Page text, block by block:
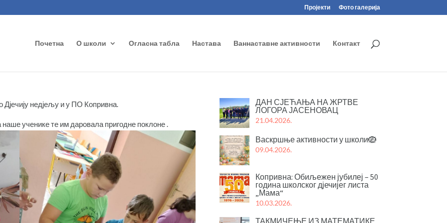
Пројекти Фото галерија
Почетна О школи Огласна табла Настава Ваннаставне активности Контакт
недјељу и у ПО Копривна.
ученике те им даровала пригодне поклоне .
ДАН СЈЕЋАЊА НА ЖРТВЕ
ЛОГОРА ЈАСЕНОВАЦ
21.04.2026.
Васкршње активности у школи🪺
09.04.2026.
Копривна: Обиљежен јубилеј – 50
година школског дјечијег листа
„Мама“
10.03.2026.
ТАКМИЧЕЊЕ ИЗ МАТЕМАТИКЕ